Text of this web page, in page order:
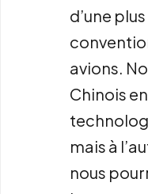
d’une
avions.
Chinois
mais à
nous